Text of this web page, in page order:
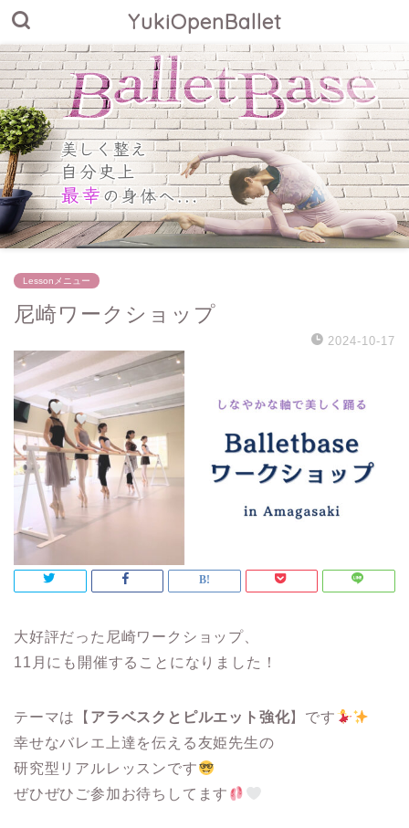
YukiOpenBallet
Lessonメニュー
尼崎ワークショップ
2024-10-17
大好評だった尼崎ワークショップ、
11月にも開催することになりました！
テーマは【 アラベスクとピルエット強化】です
幸せなバレエ上達を伝える友姫先生の
研究型リアルレッスンです
ぜひぜひご参加お待ちしてます